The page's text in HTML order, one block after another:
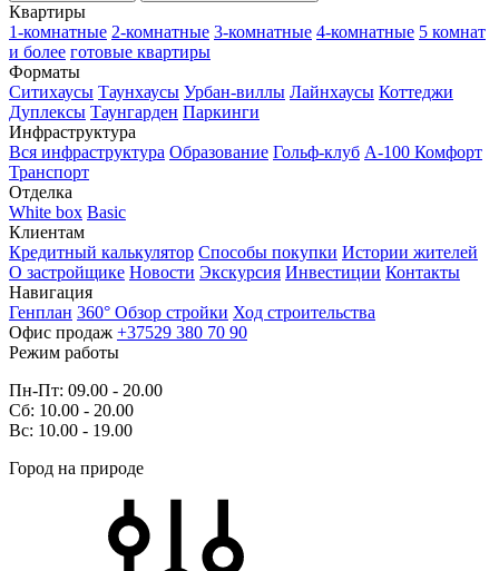
Квартиры
1-комнатные 2-комнатные 3-комнатные 4-комнатные 5 комнат
и более готовые квартиры
Форматы
Ситихаусы Таунхаусы Урбан-виллы Лайнхаусы Коттеджи
Дуплексы Таунгарден Паркинги
Инфраструктура
Вся инфраструктура Образование Гольф-клуб А-100 Комфорт
Транспорт
Отделка
White box Basic
Клиентам
Кредитный калькулятор Способы покупки Истории жителей
О застройщике Новости Экскурсия Инвестиции Контакты
Навигация
Генплан 360° Обзор стройки Ход строительства
Офис продаж +37529 380 70 90
Режим работы
Пн-Пт: 09.00 - 20.00
Сб: 10.00 - 20.00
Вс: 10.00 - 19.00
Город на природе